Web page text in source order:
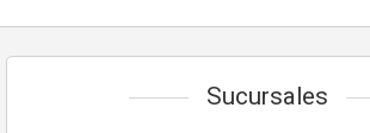
Sucursales